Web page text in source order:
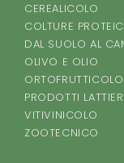
CEREALICOLO
COLTURE
DAL SUOLO AL
OLIVO E OLIO
ORTOFRUTTICOLO
PRODOTTI
VITIVINICOLO
ZOOTECNICO